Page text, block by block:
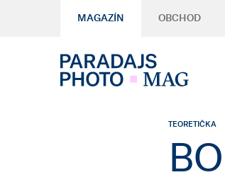
MAGAZÍN OBCHOD
TEORETIČKA